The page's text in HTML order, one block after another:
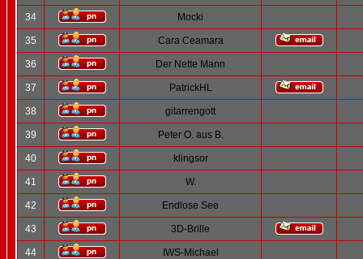
34 Mocki
35 Cara Ceamara
36 Der Nette Mann
37 PatrickHL
38 gitarrengott
39 Peter O. aus B.
40 klingsor
41 W.
42 Endlose See
43 3D-Brille
44 IWS-Michael